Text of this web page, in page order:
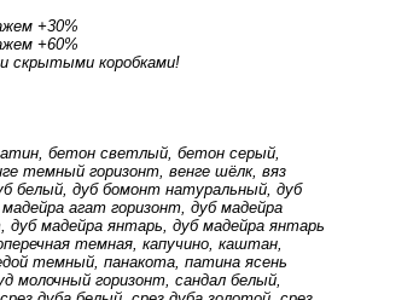
+30%
+60%
скрытыми коробками!
бетон светлый, бетон серый,
темный горизонт, венге шёлк, вяз
белый, дуб бомонт натуральный, дуб
агат горизонт, дуб мадейра
дуб мадейра янтарь, дуб мадейра янтарь
темная, капучино, каштан,
темный, панакота, патина ясень
молочный горизонт, сандал белый,